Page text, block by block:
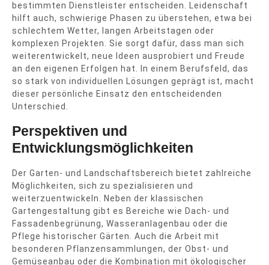
bestimmten Dienstleister entscheiden. Leidenschaft
hilft auch, schwierige Phasen zu überstehen, etwa bei
schlechtem Wetter, langen Arbeitstagen oder
komplexen Projekten. Sie sorgt dafür, dass man sich
weiterentwickelt, neue Ideen ausprobiert und Freude
an den eigenen Erfolgen hat. In einem Berufsfeld, das
so stark von individuellen Lösungen geprägt ist, macht
dieser persönliche Einsatz den entscheidenden
Unterschied.
Perspektiven und
Entwicklungsmöglichkeiten
Der Garten- und Landschaftsbereich bietet zahlreiche
Möglichkeiten, sich zu spezialisieren und
weiterzuentwickeln. Neben der klassischen
Gartengestaltung gibt es Bereiche wie Dach- und
Fassadenbegrünung, Wasseranlagenbau oder die
Pflege historischer Gärten. Auch die Arbeit mit
besonderen Pflanzensammlungen, der Obst- und
Gemüseanbau oder die Kombination mit ökologischer